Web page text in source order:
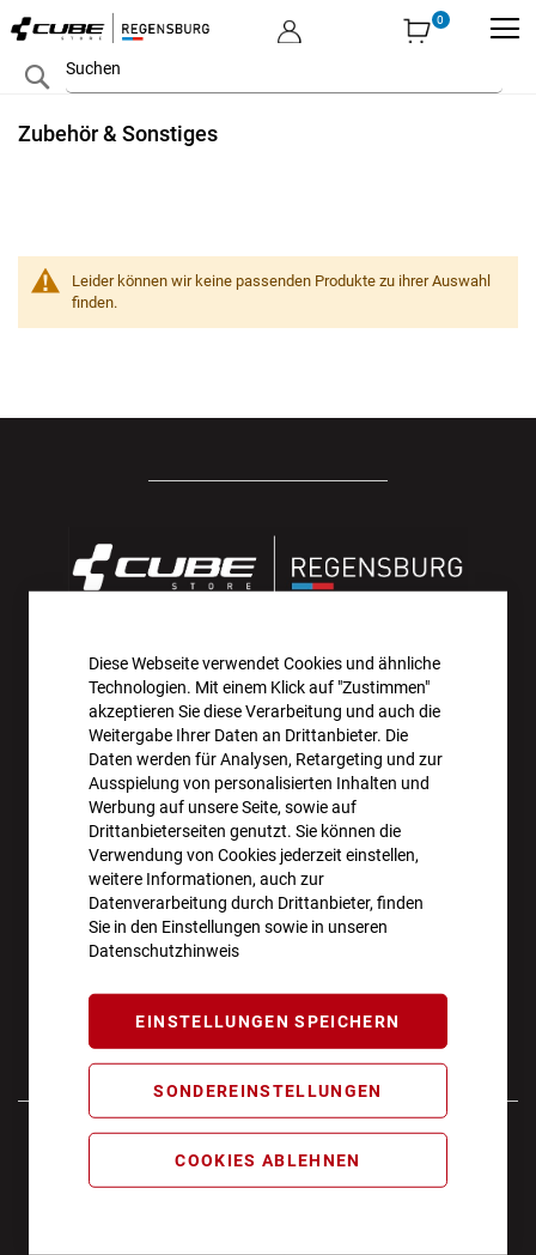
Diese Webseite verwendet Cookies und ähnliche
Technologien. Mit einem Klick auf "Zustimmen"
akzeptieren Sie diese Verarbeitung und auch die
Weitergabe Ihrer Daten an Drittanbieter. Die
Daten werden für Analysen, Retargeting und zur
Ausspielung von personalisierten Inhalten und
Werbung auf unsere Seite, sowie auf
Drittanbieterseiten genutzt. Sie können die
Verwendung von Cookies jederzeit einstellen,
weitere Informationen, auch zur
Datenverarbeitung durch Drittanbieter, finden
Sie in den Einstellungen sowie in unseren
Datenschutzhinweis
EINSTELLUNGEN SPEICHERN
SONDEREINSTELLUNGEN
COOKIES ABLEHNEN
Inhalt
Search
Zubehör & Sonstiges
Leider können wir keine passenden Produkte zu ihrer Auswahl
finden.
AKTIONEN UND NEUHEITEN ABONNIEREN UND
10€ GUTSCHEIN SICHERN!**
ANMELDEN
**Angebot gültig ab einem Bestellwert von 100€.
Abmeldung jederzeit möglich.
ÖFFNUNGSZEITEN
Montag - Freitag 10:00 - 18:00
Samstag 10:00 - 16:00